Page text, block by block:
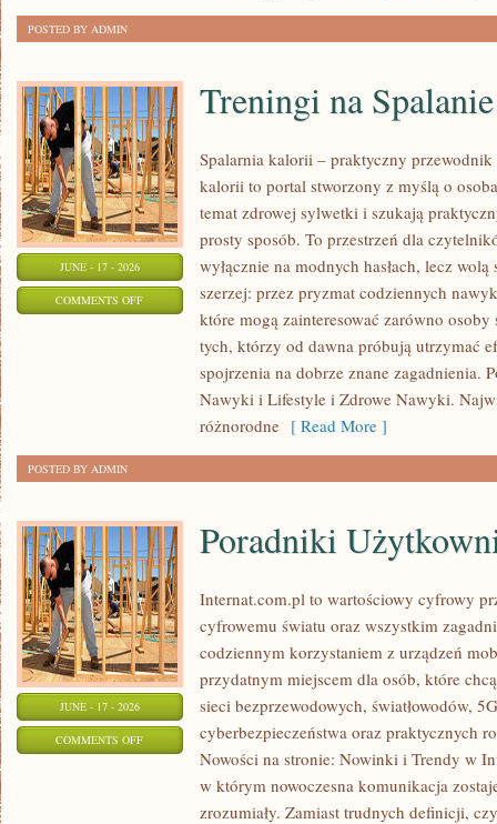
POSTED BY ADMIN
JUNE - 17 - 2026
COMMENTS OFFON
Treningi na
Spalarnia kalorii – praktyczny
kalorii to portal stworzony z myślą o
temat zdrowej sylwetki i szukają
prosty sposób. To przestrzeń dla
wyłącznie na modnych hasłach, lecz
szerzej: przez pryzmat codziennych
które mogą zainteresować zarówno
tych, którzy od dawna próbują utrzymać
spojrzenia na dobrze znane zagadnienia.
Nawyki i Lifestyle i Zdrowe Nawyki.
różnorodne [ Read More ]
POSTED BY ADMIN
JUNE - 17 - 2026
COMMENTS OFFON
PORADNIKI
UŻYTKOWNIKA
Poradniki
Internat.com.pl to wartościowy cyfrowy
cyfrowemu światu oraz wszystkim
codziennym korzystaniem z urządzeń
przydatnym miejscem dla osób, które
sieci bezprzewodowych, światłowodów,
cyberbezpieczeństwa oraz praktycznych
Nowości na stronie: Nowinki i Trendy w
w którym nowoczesna komunikacja
zrozumiały. Zamiast trudnych definicji,